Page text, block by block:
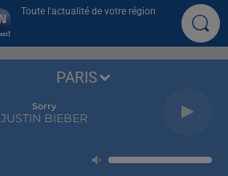
Toute l'actualité de votre région
Sorry
JUSTIN BIEBER
PARIS